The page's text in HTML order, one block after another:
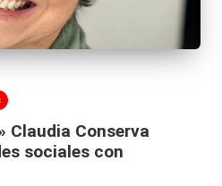
Claudia Conserva
sociales con